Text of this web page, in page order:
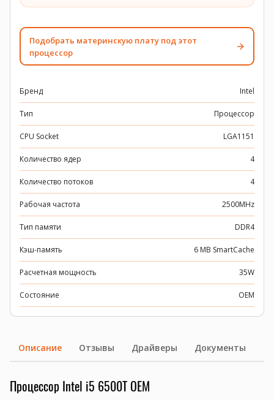
Подобрать материнскую плату под этот
процессор
Бренд Intel
Тип Процессор
CPU Socket LGA1151
Количество ядер 4
Количество потоков 4
Рабочая частота 2500MHz
Тип памяти DDR4
Кэш-память 6 MB SmartCache
Расчетная мощность 35W
Состояние OEM
Описание Отзывы Драйверы Документы
Процессор Intel i5 6500T OEM